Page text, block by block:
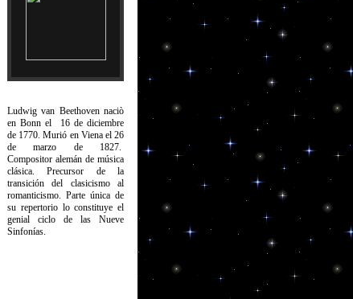
Ludwig van Beethoven naciò
en Bonn el 16 de diciembre
de 1770. Murió en Viena el 26
de marzo de 1827.
Compositor alemán de música
clásica. Precursor de la
transición del clasicismo al
romanticismo. Parte única de
su repertorio lo constituye el
genial ciclo de las Nueve
Sinfonías.